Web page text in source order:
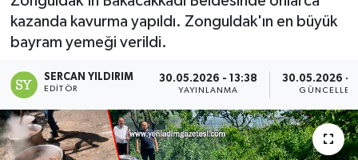
kazanda kavurma yapıldı. Zonguldak'ın en büyük
bayram yemeği verildi.
SERCAN YILDIRIM
EDITÖR
30.05.2026 - 13:38
YAYINLANMA
30.05.2026 -
RESMİ İLAN
SİYASET
RESMİ İLAN
Haber Arşivi